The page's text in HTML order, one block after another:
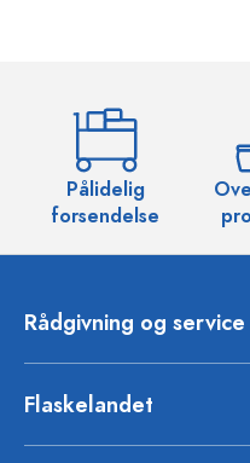
Pålidelig
forsendelse
Rådgivning og
Flaskelandet